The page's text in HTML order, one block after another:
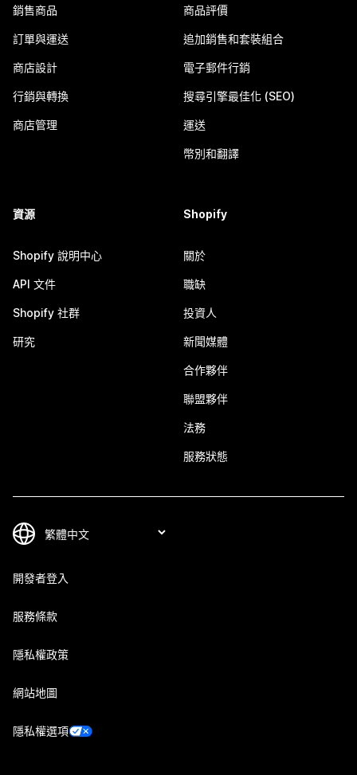
銷售商品
訂單與運送
商店設計
行銷與轉換
商店管理
商品評價
追加銷售和套裝組合
電子郵件行銷
搜尋引擎最佳化 (SEO)
運送
幣別和翻譯
資源
Shopify 說明中心
API 文件
Shopify 社群
研究
Shopify
關於
職缺
投資人
新聞媒體
合作夥伴
聯盟夥伴
法務
服務狀態
開發者登入
服務條款
隱私權政策
網站地圖
隱私權選項